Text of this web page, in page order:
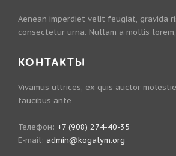
Aenean imperdiet velit feugiat, gravida
consectetur urna. Nullam a mollis
КОНТАКТЫ
Vivamus ultrices, ex quis auctor
faucibus ante
Телефон: +7 (908) 274-40-35
E-mail: admin@kogalym.org